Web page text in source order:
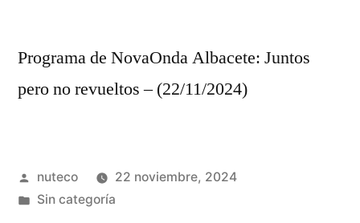
Programa de NovaOnda Albacete: Juntos
pero no revueltos – (22/11/2024)
Publicada
por
nuteco
22 noviembre, 2024
Publicada
Sin categoría